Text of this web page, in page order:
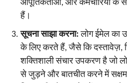
आपूर्तिकर्ताओं, और कर्मचारियों
हैं।
सूचना साझा करना: लोग ईमेल का
के लिए करते हैं, जैसे कि
शक्तिशाली संचार उपकरण है जो
से जुड़ने और बातचीत करने में